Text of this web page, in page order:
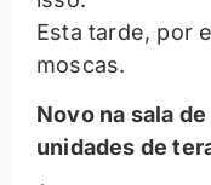
Esta tarde, por
moscas.
Novo na sala
unidades de